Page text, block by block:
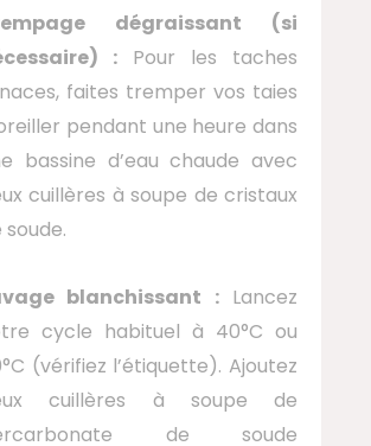
dégraissant (si
: Pour les taches
faites tremper vos taies
pendant une heure dans
bassine d’eau chaude avec
cuillères à soupe de cristaux
soude.
blanchissant :Lancez
cycle habituel à 40°C ou
(vérifiez l’étiquette). Ajoutez
cuillères à soupe de
de soude